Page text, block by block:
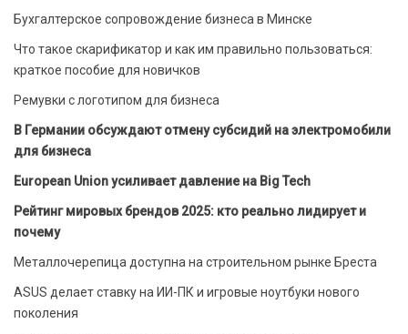
Бухгалтерское сопровождение бизнеса в Минске
Что такое скарификатор и как им правильно пользоваться:
краткое пособие для новичков
Ремувки с логотипом для бизнеса
В Германии обсуждают отмену субсидий на электромобили
для бизнеса
European Union усиливает давление на Big Tech
Рейтинг мировых брендов 2025: кто реально лидирует и
почему
Металлочерепица доступна на строительном рынке Бреста
ASUS делает ставку на ИИ-ПК и игровые ноутбуки нового
поколения